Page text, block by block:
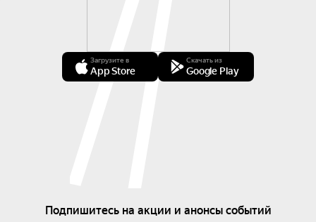
Загрузите в
App Store
Скачать из
Google Play
Подпишитесь на акции и анонсы событий